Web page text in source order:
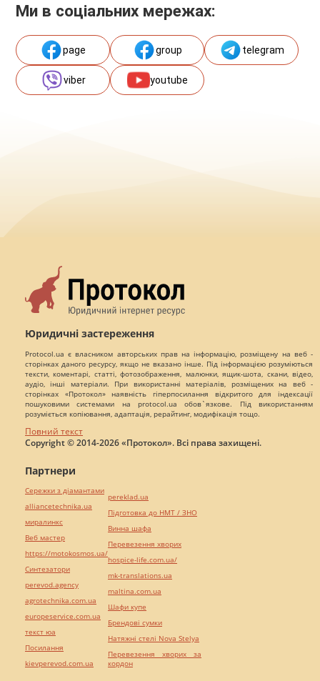
Ми в соціальних мережах:
page group telegram
viber youtube
Юридичні застереження
Protocol.ua є власником авторських прав на інформацію, розміщену на веб -
сторінках даного ресурсу, якщо не вказано інше. Під інформацією розуміються
тексти, коментарі, статті, фотозображення, малюнки, ящик-шота, скани, відео,
аудіо, інші матеріали. При використанні матеріалів, розміщених на веб -
сторінках «Протокол» наявність гіперпосилання відкритого для індексації
пошуковими системами на protocol.ua обов`язкове. Під використанням
розуміється копіювання, адаптація, рерайтинг, модифікація тощо.
Повний текст
Copyright © 2014-2026 «Протокол». Всі права захищені.
Партнери
Сережки з діамантами
alliancetechnika.ua
миралинкс
Веб мастер
https://motokosmos.ua/
Синтезатори
perevod.agency
agrotechnika.com.ua
europeservice.com.ua
текст юа
Посилання
kievperevod.com.ua
pereklad.ua
Підготовка до НМТ / ЗНО
Винна шафа
Перевезення хворих
hospice-life.com.ua/
mk-translations.ua
maltina.com.ua
Шафи купе
Брендові сумки
Натяжні стелі Nova Stelya
Перевезення хворих за
кордон